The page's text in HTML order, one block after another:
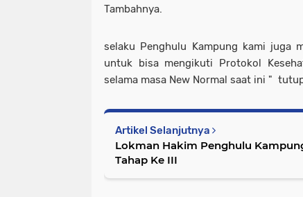
Tambahnya.
selaku Penghulu Kampung kami juga
untuk bisa mengikuti Protokol
selama masa New Normal saat ini "
Artikel Selanjutnya
Lokman Hakim Penghulu
Tahap Ke III